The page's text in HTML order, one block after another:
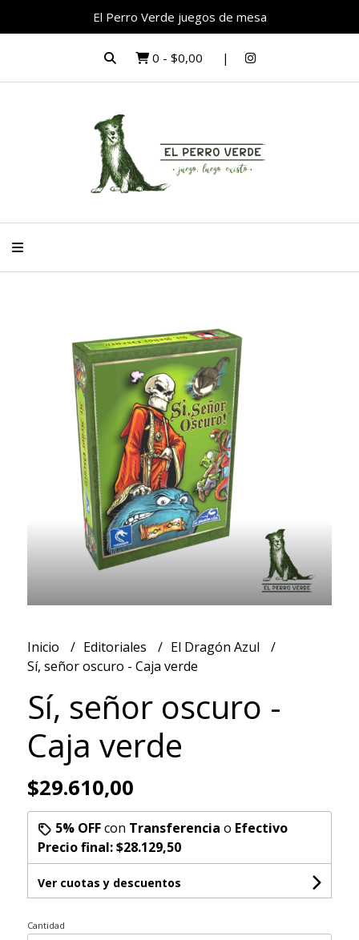
El Perro Verde juegos de mesa
0 - $0,00
Inicio Editoriales
El Dragón Azul
Sí, señor oscuro - Caja verde
Sí, señor oscuro -
Caja verde
$29.610,00
5% OFFcon Transferencia o Efectivo
Precio final:$28.129,50
Ver cuotas y descuentos
Cantidad